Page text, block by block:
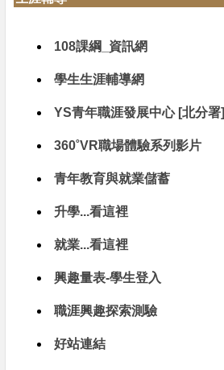
108課綱_資訊網
學生生涯輔導網
YS青年職涯發展中心 [北分署]
360˚VR職場體驗系列影片
青年教育與就業儲蓄
升學...看這裡
就業...看這裡
興趣量表-學生登入
職涯興趣探索測驗
好站連結